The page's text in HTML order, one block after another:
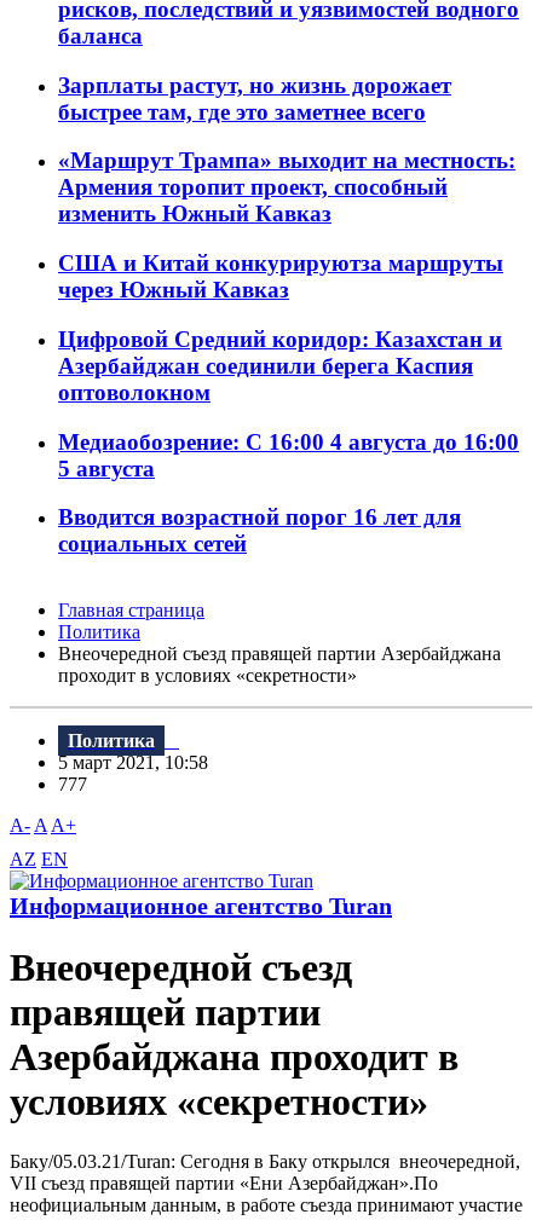
рисков, последствий и уязвимостей водного
баланса
Зарплаты растут, но жизнь дорожает
быстрее там, где это заметнее всего
«Маршрут Трампа» выходит на местность:
Армения торопит проект, способный
изменить Южный Кавказ
США и Китай конкурируютза маршруты
через Южный Кавказ
Цифровой Средний коридор: Казахстан и
Азербайджан соединили берега Каспия
оптоволокном
Медиаобозрение: С 16:00 4 августа до 16:00
5 августа
Вводится возрастной порог 16 лет для
социальных сетей
Главная страница
Политика
Внеочередной съезд правящей партии Азербайджана
проходит в условиях «секретности»
Политика
5 март 2021, 10:58
777
A- A A+
AZ EN
Информационное агентство Turan
Внеочередной съезд
правящей партии
Азербайджана проходит в
условиях «секретности»
Баку/05.03.21/Turan: Сегодня в Баку открылся внеочередной,
VII съезд правящей партии «Ени Азербайджан».По
неофициальным данным, в работе съезда принимают участие